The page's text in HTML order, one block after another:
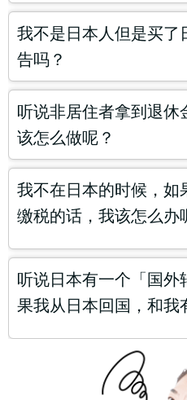
我不是日本人但是买了
告吗？
听说非居住者拿到退休
该怎么做呢？
我不在日本的时候，如
缴税的话，我该怎么办
听说日本有一个「国外
果我从日本回国，和我